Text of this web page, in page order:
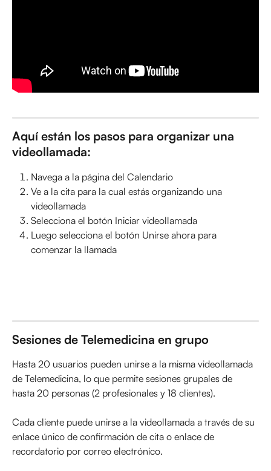
Aquí están los pasos para organizar una
videollamada:
Navega a la página del Calendario
Ve a la cita para la cual estás organizando una
videollamada
Selecciona el botón Iniciar videollamada
Luego selecciona el botón Unirse ahora para
comenzar la llamada
Sesiones de Telemedicina en grupo
Hasta 20 usuarios pueden unirse a la misma videollamada
de Telemedicina, lo que permite sesiones grupales de
hasta 20 personas (2 profesionales y 18 clientes).
Cada cliente puede unirse a la videollamada a través de su
enlace único de confirmación de cita o enlace de
recordatorio por correo electrónico.